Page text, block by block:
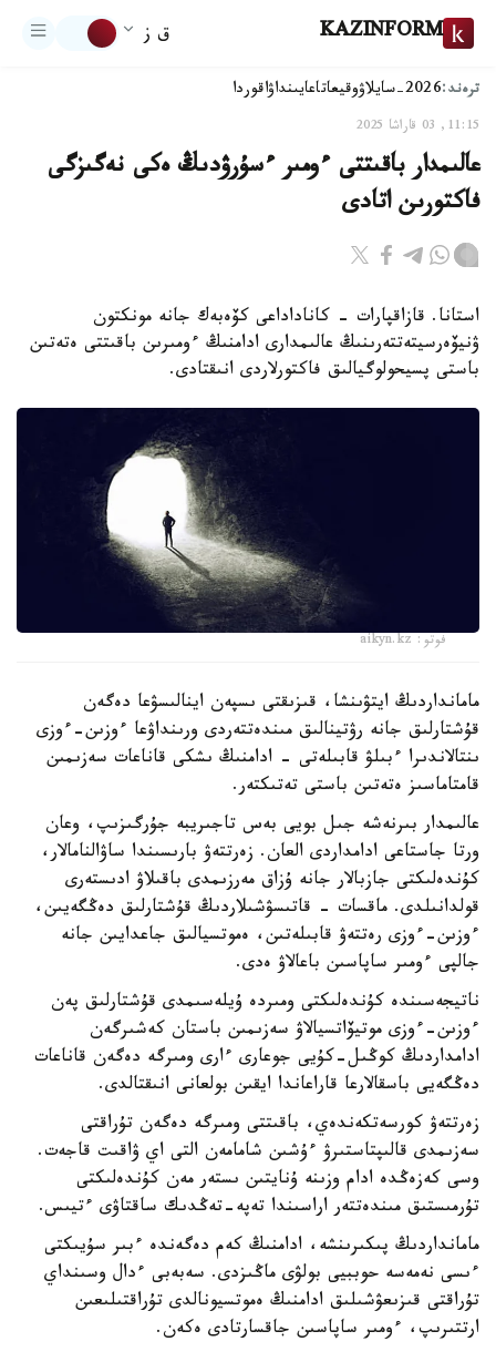
KAZINFORM ق ز
ترەند:2026-سايلاۋ وقيعاتاعايىنداۋاقوردا
11:15, 03 قاراشا 2025
عالىمدار باقىتتى ءومىر ءسۇرۋدىڭ ەكى نەگىزگى
فاكتورىن اتادى
استانا. قازاقپارات – كاناداداعى كۆەبەك جانە مونكتون
ۋنيۆەرسيتەتتەرىنىڭ عالىمدارى ادامنىڭ ءومىرىن باقىتتى ەتەتىن
باستى پسيحولوگيالىق فاكتورلاردى انىقتادى.
فوتو: aikyn.kz
مامانداردىڭ ايتۋىنشا، قىزىقتى ىسپەن اينالىسۋعا دەگەن
قۇشتارلىق جانە رۋتينالىق مىندەتتەردى ورىنداۋعا ءوزىن-ءوزى
ىنتالاندىرا ءبىلۋ قابىلەتى - ادامنىڭ ىشكى قاناعات سەزىمىن
قامتاماسىز ەتەتىن باستى تەتىكتەر.
عالىمدار بىرنەشە جىل بويى بەس تاجىريبە جۇرگىزىپ، وعان
ورتا جاستاعى ادامداردى العان. زەرتتەۋ بارىسىندا ساۋالنامالار،
كۇندەلىكتى جازبالار جانە ۇزاق مەرزىمدى باقىلاۋ ادىستەرى
قولدانىلدى. ماقسات - قاتىسۋشىلاردىڭ قۇشتارلىق دەڭگەيىن،
ءوزىن-ءوزى رەتتەۋ قابىلەتىن، ەموتسيالىق جاعدايىن جانە
جالپى ءومىر ساپاسىن باعالاۋ ەدى.
ناتيجەسىندە كۇندەلىكتى ومىردە ۇيلەسىمدى قۇشتارلىق پەن
ءوزىن-ءوزى موتيۆاتسيالاۋ سەزىمىن باستان كەشىرگەن
ادامداردىڭ كوڭىل-كۇيى جوعارى ءارى ومىرگە دەگەن قاناعات
دەڭگەيى باسقالارعا قاراعاندا ايقىن بولعانى انىقتالدى.
زەرتتەۋ كورسەتكەندەي، باقىتتى ومىرگە دەگەن تۇراقتى
سەزىمدى قالىپتاستىرۋ ءۇشىن شامامەن التى اي ۋاقىت قاجەت.
وسى كەزەڭدە ادام وزىنە ۇنايتىن ىستەر مەن كۇندەلىكتى
تۇرمىستىق مىندەتتەر اراسىندا تەپە-تەڭدىك ساقتاۋى ءتيىس.
مامانداردىڭ پىكىرىنشە، ادامنىڭ كەم دەگەندە ءبىر سۇيىكتى
ءىسى نەمەسە حوببيى بولۋى ماڭىزدى. سەبەبى ءدال وسىنداي
تۇراقتى قىزىعۋشىلىق ادامنىڭ ەموتسيونالدى تۇراقتىلىعىن
ارتتىرىپ، ءومىر ساپاسىن جاقسارتادى ەكەن.